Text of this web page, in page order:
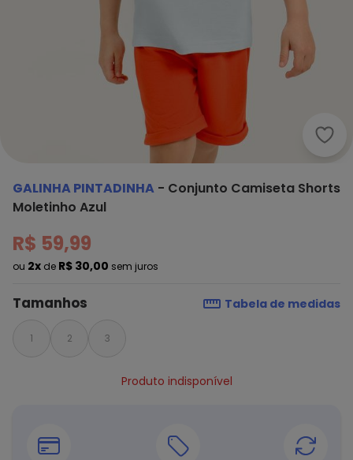
GALINHA PINTADINHA - Conjunto Camiseta Shorts
Moletinho Azul
R$ 59,99
ou 2x de R$ 30,00 sem juros
Tamanhos Tabela de medidas
1 2 3
Produto indisponível